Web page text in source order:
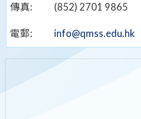
傳真: (852) 2701 9865
電郵: info@qmss.edu.hk